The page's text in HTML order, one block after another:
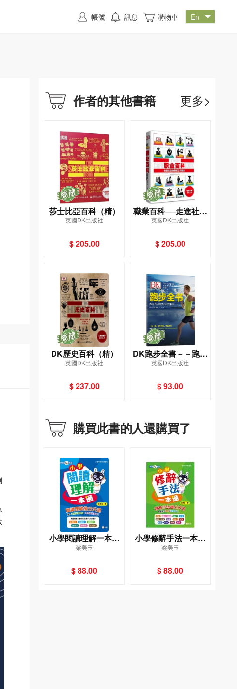
作者的其他書籍 更多>
莎士比亞百科（精）
英國DK出版社
$ 205.00
職業百科──走進社會
的理想工作指南（精)
英國DK出版社
$ 205.00
DK歷史百科（精）
英國DK出版社
$ 237.00
DK跑步全書－－跑步
與馬拉松完全指南
英國DK出版社
$ 93.00
購買此書的人還購買了
小學閱讀理解一本通
［新雅中文教室〕
梁美玉
$ 88.00
小學修辭手法一本通
［新雅中文教室〕
梁美玉
$ 88.00
帳號 訊息 購物車